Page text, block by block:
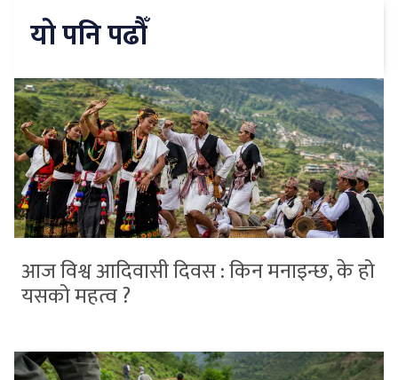
यो पनि पढौँ
आज विश्व आदिवासी दिवस : किन मनाइन्छ, के हो
यसको महत्व ?